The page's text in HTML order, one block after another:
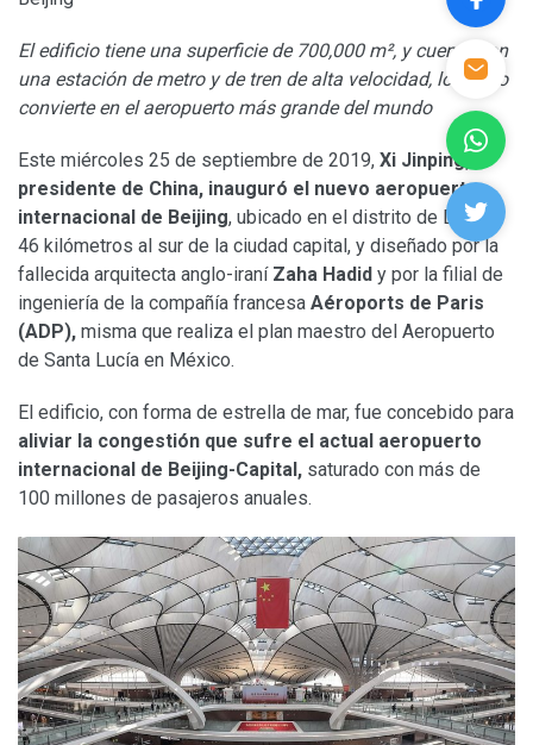
El edificio tiene una superficie de 700,000 m², y cuenta con
una estación de metro y de tren de alta velocidad, lo que lo
convierte en el aeropuerto más grande del mundo
Este miércoles 25 de septiembre de 2019, Xi Jinping,
presidente de China, inauguró el nuevo aeropuerto
internacional de Beijing, ubicado en el distrito de Daxing,
46 kilómetros al sur de la ciudad capital, y diseñado por la
fallecida arquitecta anglo-iraní Zaha Hadid y por la filial de
ingeniería de la compañía francesa Aéroports de Paris
(ADP), misma que realiza el plan maestro del Aeropuerto
de Santa Lucía en México.
El edificio, con forma de estrella de mar, fue concebido para
aliviar la congestión que sufre el actual aeropuerto
internacional de Beijing-Capital, saturado con más de
100 millones de pasajeros anuales.